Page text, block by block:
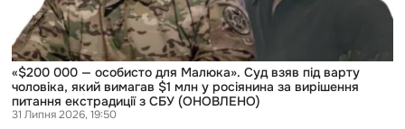
варту
чоловіка,
який
вимагав
$1
млн
росіянина
«$200 000 — особисто для Малюка». Суд взяв під варту
чоловіка, який вимагав $1 млн у росіянина за вирішення
питання екстрадиції з СБУ (ОНОВЛЕНО)
31 Липня 2026, 19:50